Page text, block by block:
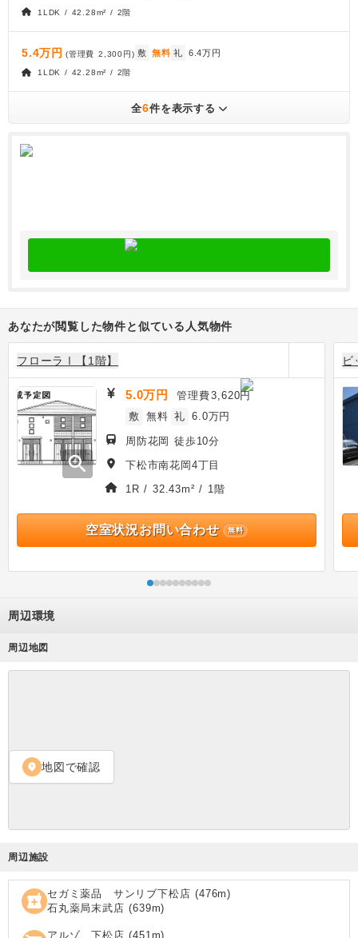
1LDK / 42.28m² / 2階
5.4万円 (管理費 2,300円) 敷 無料 礼 6.4万円
1LDK / 42.28m² / 2階
全6件を表示する
あなたが閲覧した物件と似ている人気物件
フローラⅠ【1階】
zoom_in
5.0万円 管理費3,620円
敷 無料 礼 6.0万円
周防花岡 徒歩10分
下松市南花岡4丁目
1R / 32.43m² / 1階
空室状況お問い合わせ 無料
ビ
周辺環境
周辺地図
location_on 地図で確認
周辺施設
local_pharmacy セガミ薬品 サンリブ下松店 (476m)
石丸薬局末武店 (639m)
アルゾ 下松店 (451 m)